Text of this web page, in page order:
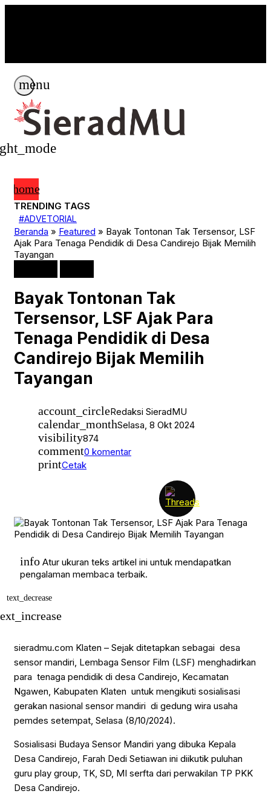
menu
home
4
ADVETORIAL
ARTIKEL
Bisnis
Covid-19
Games
Jurnal Muktamar48
JURNAL MUSYDA XIV
KHASANAH RAMADHAN
Klaten
Klaten Terkini
KRONIK
KULINER
LEBARAN SEHAT DAN AMAN
News
Opini Kiprah
PAGELARAN
PATROLI
PEMILUSERENTAK2024
PENDIDIKAN
Persyarikatan
Pilkada Serentak
Solo Raya
SPORT
WISATA & KULINER
TRENDING TAGS
#ADVETORIAL
Beranda » Featured » Bayak Tontonan Tak Tersensor, LSF
Ajak Para Tenaga Pendidik di Desa Candirejo Bijak Memilih
Tayangan
Bayak Tontonan Tak
Tersensor, LSF Ajak Para
Tenaga Pendidik di Desa
Candirejo Bijak Memilih
Tayangan
account_circleRedaksi SieradMU
calendar_monthSelasa, 8 Okt 2024
visibility874
comment0 komentar
printCetak
info Atur ukuran teks artikel ini untuk mendapatkan
pengalaman membaca terbaik.
text_decrease
sieradmu.com Klaten – Sejak ditetapkan sebagai desa
sensor mandiri, Lembaga Sensor Film (LSF) menghadirkan
para tenaga pendidik di desa Candirejo, Kecamatan
Ngawen, Kabupaten Klaten untuk mengikuti sosialisasi
gerakan nasional sensor mandiri di gedung wira usaha
pemdes setempat, Selasa (8/10/2024).
Sosialisasi Budaya Sensor Mandiri yang dibuka Kepala
Desa Candirejo, Farah Dedi Setiawan ini diikutik puluhan
guru play group, TK, SD, MI serfta dari perwakilan TP PKK
Desa Candirejo.